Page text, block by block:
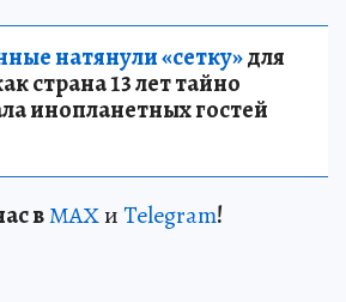
натянули «сетку»для
страна 13 лет тайно
инопланетных гостей
вМАХиTelegram!